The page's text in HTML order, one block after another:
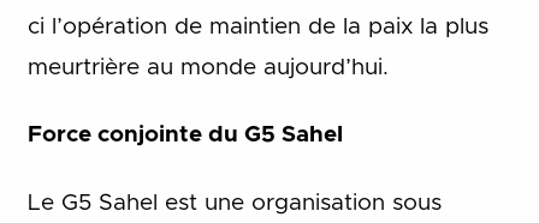
ci l’opération de maintien de la paix la plus
meurtrière au monde aujourd’hui.
Force conjointe du G5 Sahel
Le G5 Sahel est une organisation sous